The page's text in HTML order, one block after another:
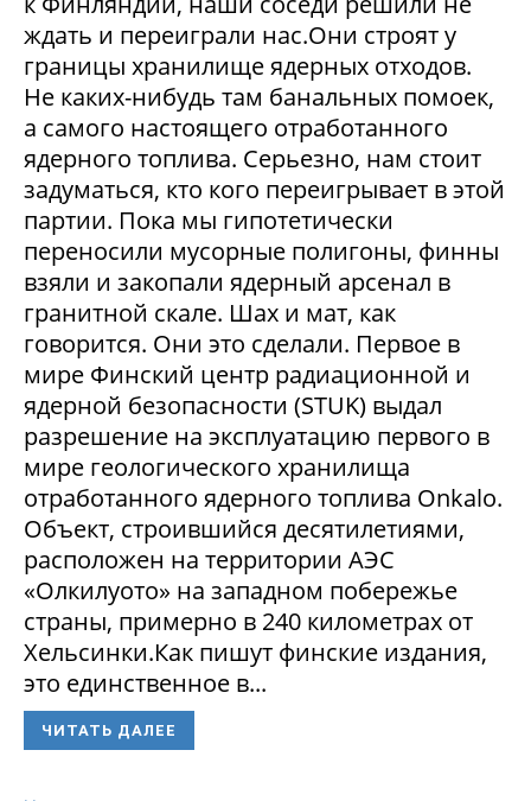
ждать и переиграли нас.Они строят у
границы хранилище ядерных отходов.
Не каких-нибудь там банальных помоек,
а самого настоящего отработанного
ядерного топлива. Серьезно, нам стоит
задуматься, кто кого переигрывает в этой
партии. Пока мы гипотетически
переносили мусорные полигоны, финны
взяли и закопали ядерный арсенал в
гранитной скале. Шах и мат, как
говорится. Они это сделали. Первое в
мире Финский центр радиационной и
ядерной безопасности (STUK) выдал
разрешение на эксплуатацию первого в
мире геологического хранилища
отработанного ядерного топлива Onkalo.
Объект, строившийся десятилетиями,
расположен на территории АЭС
«Олкилуото» на западном побережье
страны, примерно в 240 километрах от
Хельсинки.Как пишут финские издания,
это единственное в...
ЧИТАТЬ ДАЛЕЕ